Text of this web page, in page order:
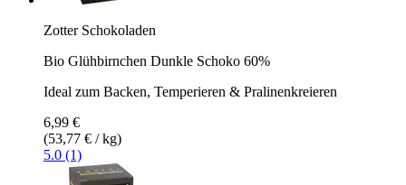
Zotter Schokoladen
Bio Glühbirnchen Dunkle Schoko 60%
Ideal zum Backen, Temperieren & Pralinenkreieren
6,99 €
(53,77 € / kg)
5.0 (1)